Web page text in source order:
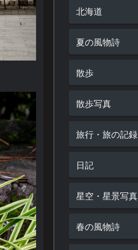
北海道
夏の風物詩
散歩
散歩写真
旅行・旅の記録
日記
星空・星景写真
春の風物詩